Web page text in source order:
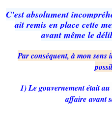
C'est absolument
ait remis en place cette
avant même le
Par conséquent, à mon
1) Le gouvernement était
affaire avant